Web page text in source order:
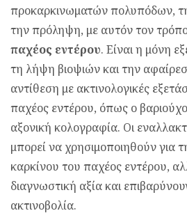
προκαρκινωματών πολυπόδων,
την πρόληψη, με αυτόν τον
παχέος εντέρου. Είναι η μόνη
τη λήψη βιοψιών και την
αντίθεση με ακτινολογικές
παχέος εντέρου, όπως ο
αξονική κολογραφία. Οι
μπορεί να χρησιμοποιηθούν για
καρκίνου του παχέος εντέρου,
διαγνωστική αξία και
ακτινοβολία.